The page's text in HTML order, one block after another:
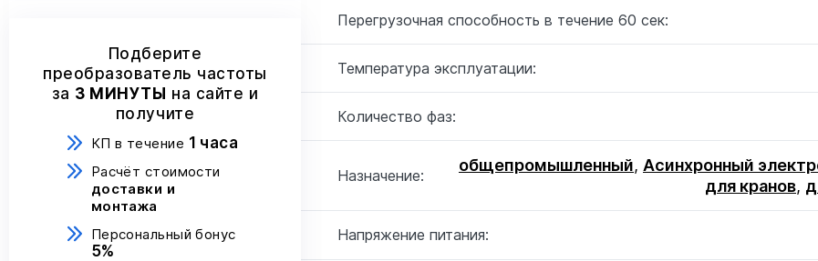
Подберите
преобразователь частоты
за 3 МИНУТЫ на сайте и
получите
КП в течение 1 часа
Расчёт стоимости
доставки и
монтажа
Персональный бонус
5%
Перегрузочная способность в течение 60 сек:
Температура эксплуатации:
Количество фаз:
Назначение:
общепромышленный, Асинхронный
для кранов,
Напряжение питания: